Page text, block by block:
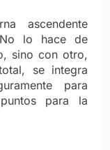
ascendente
lo hace de
sino con otro,
se integra
para
para la